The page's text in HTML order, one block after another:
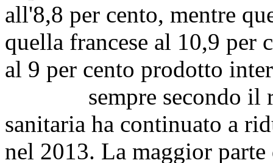
all'8,8 per cento, mentre
quella francese al 10,9 per
al 9 per cento prodotto
sempre secondo il
sanitaria ha continuato a
nel 2013. La maggior